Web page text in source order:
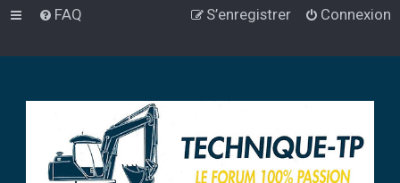
FAQ Connexion
S’enregistrer